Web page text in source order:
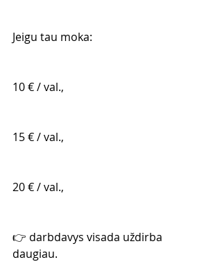
Jeigu tau moka:
10 € / val.,
15 € / val.,
20 € / val.,
👉 darbdavys visada uždirba
daugiau.